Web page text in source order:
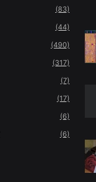
(83)
(44)
(490)
(317)
(7)
(17)
(6)
(6)